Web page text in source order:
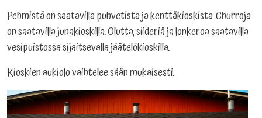
Pehmistä on saatavilla puhvetista ja kenttäkioskista. Churroja
on saatavilla junakioskilla. Olutta, siideriä ja lonkeroa saatavilla
vesipuistossa sijaitsevalla jäätelökioskilla.
Kioskien aukiolo vaihtelee sään mukaisesti.